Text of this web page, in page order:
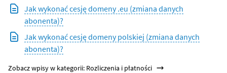
Jak wykonać cesję domeny .eu (zmiana danych
abonenta)?
Jak wykonać cesję domeny polskiej (zmiana danych
abonenta)?
Zobacz wpisy w kategorii: Rozliczenia i płatności